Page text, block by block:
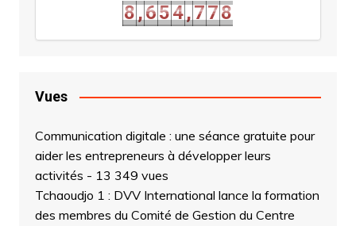
8
8
,
,
6
6
5
5
4
4
,
,
7
7
7
78
Vues
Communication digitale : une séance gratuite pour
aider les entrepreneurs à développer leurs
activités - 13 349 vues
Tchaoudjo 1 : DVV International lance la formation
des membres du Comité de Gestion du Centre